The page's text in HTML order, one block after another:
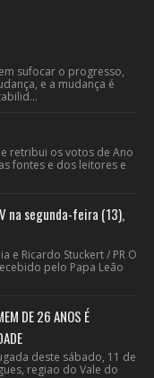
sufocar o progresso,
e a mudança é
retribui os votos de Ano
fontes e dos leitores e
na segunda-feira (13),
e Ricardo Stuckert / PR O
pelo Papa Leão
DE 26 ANOS É
deste sábado, 11 de
regiao do Vale do